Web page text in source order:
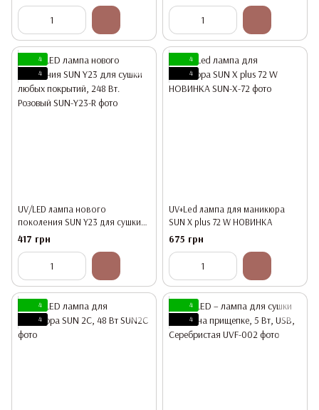
4
4
UV/LED лампа нового
поколения SUN Y23 для сушки
любых покрытий, 248 Вт.
Розовый
417 грн
4
4
UV+Led лампа для маникюра
SUN X plus 72 W НОВИНКА
675 грн
4
4
4
4